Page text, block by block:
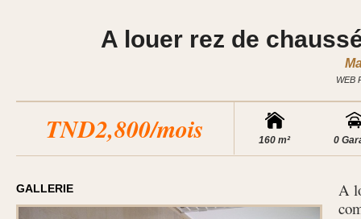
A louer rez de
WEB
TND2,800/mois 160 m² 0
GALLERIE
A